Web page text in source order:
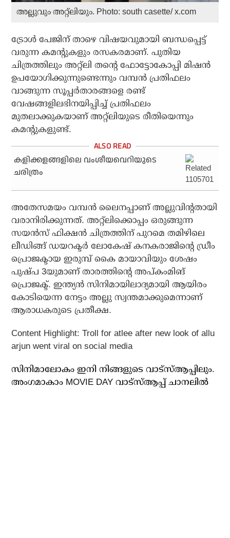
അല്ലുവും അറ്റ്‌ലിയും. Photo: south casette/ x.com
ട്രോള്‍ പേജിന് താഴെ വിഷയവുമായി ബന്ധപ്പെട്ട്
വരുന്ന കമന്റുകളും രസകരമാണ്. പുതിയ
ചിത്രത്തിലും അറ്റ്‌ലി തന്റെ ഫോട്ടോകോപ്പി മിഷന്‍
ഉപയോഗിക്കുന്നുണ്ടെന്നും വമ്പന്‍ പ്രതിഫലം
വാങ്ങുന്ന സൂപ്പര്‍താരങ്ങളെ രണ്ട്
വേഷങ്ങളിലഭിനയിപ്പിച്ച് പ്രതിഫലം
മുതലാക്കുകയാണ് അറ്റ്‌ലിയുടെ രീതിയെന്നും
കമന്റുകളുണ്ട്.
കളിക്കളങ്ങളിലെ വംശീയവെറിയുടെ
ചരിത്രം
അതേസമയം വമ്പന്‍ ലൈനപ്പാണ് അല്ലുവിന്റതായി
വരാനിരിക്കുന്നത്. അറ്റ്‌ലിക്കൊപ്പം ഒരുങ്ങുന്ന
സയന്‍സ് ഫിക്ഷന്‍ ചിത്രത്തിന് പുറമെ തമിഴിലെ
ലീഡിങ്ങ് ഡയറക്ടര്‍ ലോകേഷ് കനകരാജിന്റെ ഡ്രീം
പ്രൊജക്ടായ ഇരുമ്പ് കൈ മായാവിയും ശേഷം
പുഷ്പ 3യുമാണ് താരത്തിന്റെ അപ്കംമിങ്
പ്രൊജക്ട്. ഇന്ത്യന്‍ സിനിമായിലാദ്യമായി ആയിരം
കോടിയെന്ന നേട്ടം അല്ലു സ്വന്തമാക്കുമെന്നാണ്
ആരാധകരുടെ പ്രതീക്ഷ.
Content Highlight: Troll for atlee after new look of allu
arjun went viral on social media
സിനിമാലോകം ഇനി നിങ്ങളുടെ വാട്സ്ആപ്പിലും.
അം​ഗമാകാം MOVIE DAY വാട്സ്ആപ്പ് ചാനലിൽ